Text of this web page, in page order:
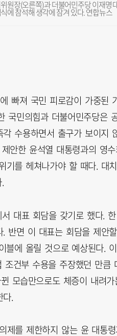
원장(오른쪽)과 더불어민주당 이재명
에 참석해 생각에 잠겨 있다. 연합뉴스
빠져 국민 피로감이 가중된
국민의힘과 더불어민주당은
수용하면서 출구가 보이
안한 윤석열 대통령과의 영
를 헤쳐나가야 할 때다. 대
대표 회담을 갖기로 했다.
반면 이 대표는 회담을 제안
블에 올릴 것으로 예상된다.
건부 수용을 주장했던 만
모습만으로도 체증이 내려
.
제를 제한하지 않는 윤 대